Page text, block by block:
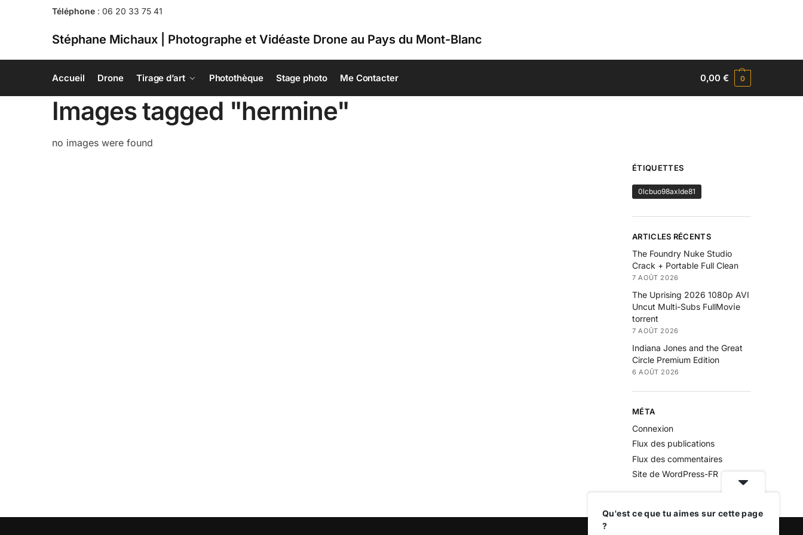
Téléphone : 06 20 33 75 41
Stéphane Michaux | Photographe et Vidéaste Drone au Pays du Mont-Blanc
Accueil Drone Tirage d’art Photothèque Stage photo Me Contacter 0,00€ 0
Images tagged "hermine"
no images were found
ÉTIQUETTES
0lcbuo98axlde81
ARTICLES RÉCENTS
The Foundry Nuke Studio
Crack + Portable Full Clean
7 AOÛT 2026
The Uprising 2026 1080p AVI
Uncut Multi-Subs FullMov𝗂e
torrent
7 AOÛT 2026
Indiana Jones and the Great
Circle Premium Edition
6 AOÛT 2026
MÉTA
Connexion
Flux des publications
Flux des commentaires
Site de WordPress-FR
Qu'est ce que tu aimes sur cette page
?